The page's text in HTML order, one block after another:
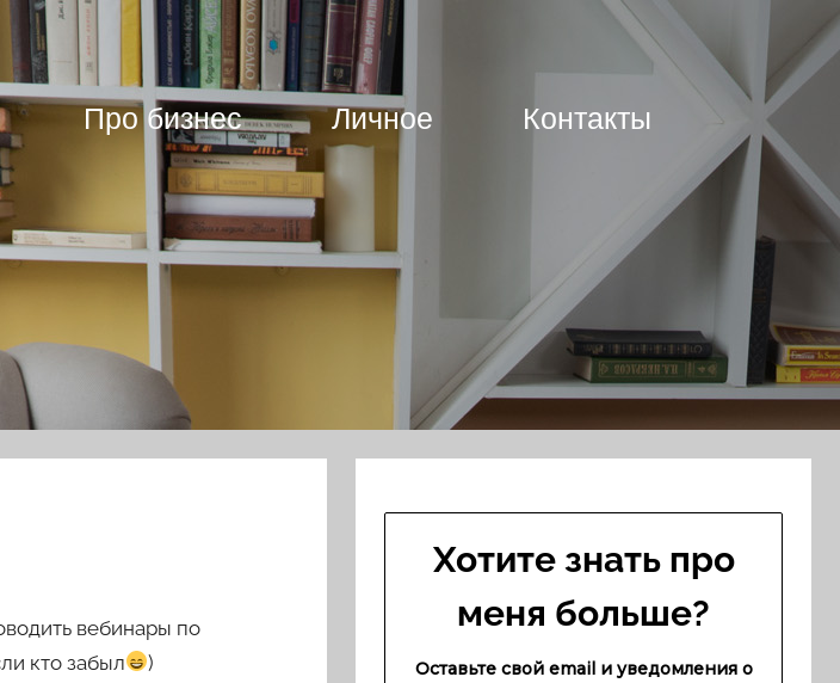
Про бизнес Личное Контакты
вебинары по
кто забыл
)
Хотите знать про
меня больше?
Оставьте свой email и уведомления о